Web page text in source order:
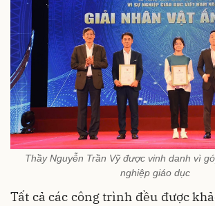
Thầy Nguyễn Trần Vỹ được vinh danh vì
nghiệp giáo dục
Tất cả các công trình đều được